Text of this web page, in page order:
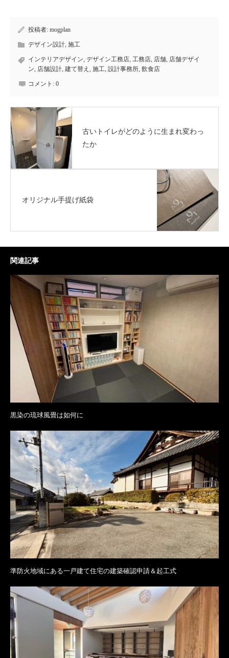
投稿者: mogplan
デザイン設計, 施工
インテリアデザイン, デザイン工務店, 工務店, 店舗, 店舗デザイ
ン, 店舗設計, 建て替え , 施工, 設計事務所, 飲食店
コメント: 0
古いトイレがどのように生まれ変わっ
たか
オリジナル手提げ紙袋
関連記事
黒染の琉球風畳は如何に
準防火地域にある一戸建て住宅の建築確認申請＆起工式